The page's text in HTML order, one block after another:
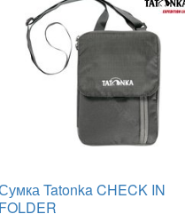
Tatonka CHECK IN
FOLDER